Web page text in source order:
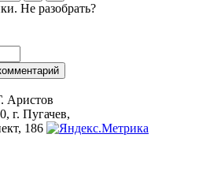
Не разобрать?
Аристов
г. Пугачев,
186